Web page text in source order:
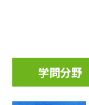
学問分野